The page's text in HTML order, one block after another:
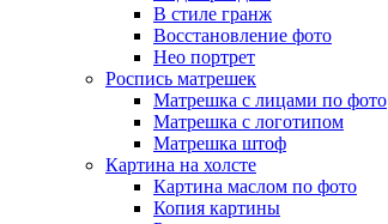
В стиле гранж
Восстановление фото
Нео портрет
Роспись матрешек
Матрешка с лицами по фото
Матрешка с логотипом
Матрешка штоф
Картина на холсте
Картина маслом по фото
Копия картины